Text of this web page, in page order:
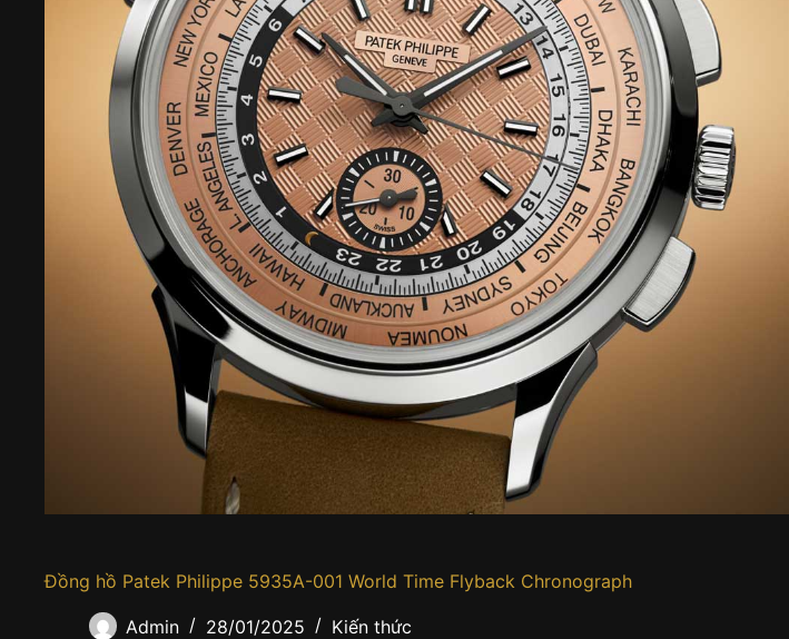
Đồng hồ Patek Philippe 5935A-001 World Time Flyback Chronograph
Admin 28/01/2025 Kiến thức